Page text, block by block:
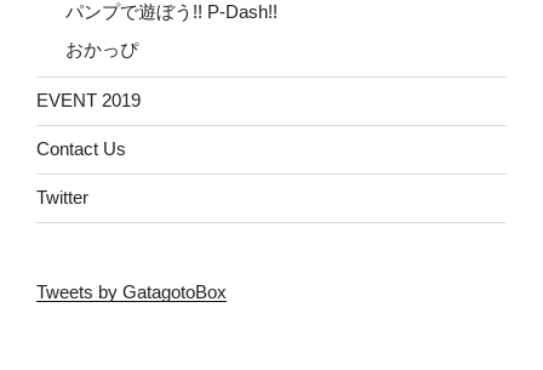
パンプで遊ぼう!! P-Dash!!
おかっぴ
EVENT 2019
Contact Us
Twitter
Tweets by GatagotoBox